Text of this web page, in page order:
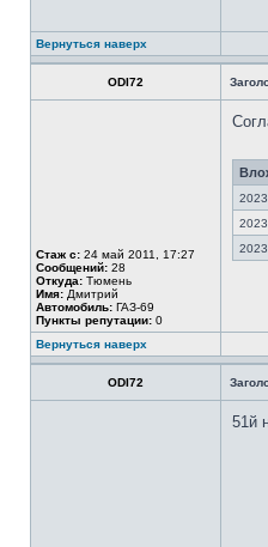
Вернуться наверх
ODI72
Стаж с: 24 май 2011, 17:27
Сообщений: 28
Откуда: Тюмень
Имя: Дмитрий
Автомобиль: ГАЗ-69
Пункты репутации: 0
Вернуться наверх
ODI72
51й